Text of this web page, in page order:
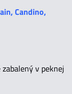
Candino,
v peknej